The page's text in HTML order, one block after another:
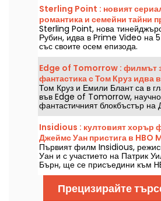
Sterling Point : новият
романтика и семейни тайни
Prime Video
Sterling Point, нова
Рубин, идва в Prime Video на 5
със своите осем епизода.
Edge of Tomorrow : филмът
фантастика с Том Круз идва
Том Круз и Емили Блант са в
във Edge of Tomorrow,
фантастичният блокбъстър на
който ще бъде наличен в
2026 г.
Insidious : култовият хорър
Джеймс Уан пристига в HBO
Първият филм Insidious,
Уан и с участието на Патрик
Бърн, ще се присъедини към
август 2026 г.
Прецизирайте